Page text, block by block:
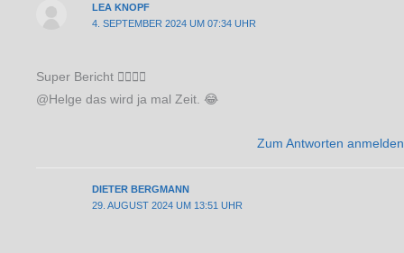
LEA KNOPF
4. SEPTEMBER 2024 UM 07:34 UHR
Super Bericht 👍🏼👍🏼
@Helge das wird ja mal Zeit. 😂
Zum Antworten anmelden
DIETER BERGMANN
29. AUGUST 2024 UM 13:51 UHR